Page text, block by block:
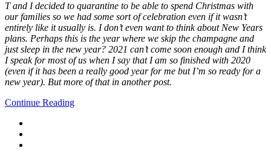
T and I decided to quarantine to be able to spend Christmas with
our families so we had some sort of celebration even if it wasn’t
entirely like it usually is. I don’t even want to think about New Years
plans. Perhaps this is the year where we skip the champagne and
just sleep in the new year? 2021 can’t come soon enough and I think
I speak for most of us when I say that I am so finished with 2020
(even if it has been a really good year for me but I’m so ready for a
new year). But more of that in another post.
Continue Reading